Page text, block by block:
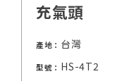
充氣頭
產地： 台灣
型號： HS-4T2